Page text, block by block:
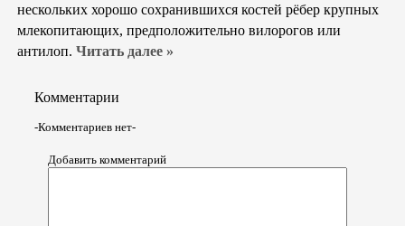
нескольких хорошо сохранившихся костей рёбер крупных
млекопитающих, предположительно вилорогов или
антилоп. Читать далее »
Комментарии
-Комментариев нет-
Добавить комментарий